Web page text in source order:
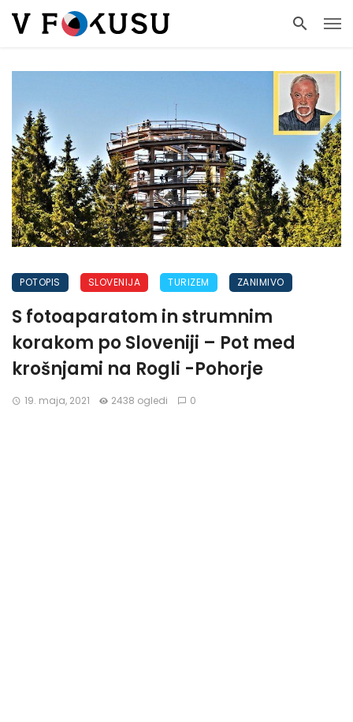
POTOPIS SLOVENIJA TURIZEM ZANIMIVO
S fotoaparatom in strumnim
korakom po Sloveniji – Pot med
krošnjami na Rogli -Pohorje
19. maja, 2021 2438 ogledi 0